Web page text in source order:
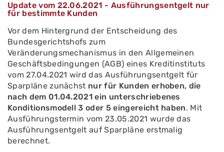
Update vom 22.06.2021 - Ausführungsentgelt nur
für bestimmte Kunden
Vor dem Hintergrund der Entscheidung des
Bundesgerichtshofs zum
Veränderungsmechanismus in den Allgemeinen
Geschäftsbedingungen (AGB) eines Kreditinstituts
vom 27.04.2021 wird das Ausführungsentgelt für
Sparpläne zunächst nur für Kunden erhoben, die
nach dem 01.04.2021 ein unterschriebenes
Konditionsmodell 3 oder 5 eingereicht haben. Mit
Ausführungstermin vom 23.05.2021 wurde das
Ausführungsentgelt auf Sparpläne erstmalig
berechnet.